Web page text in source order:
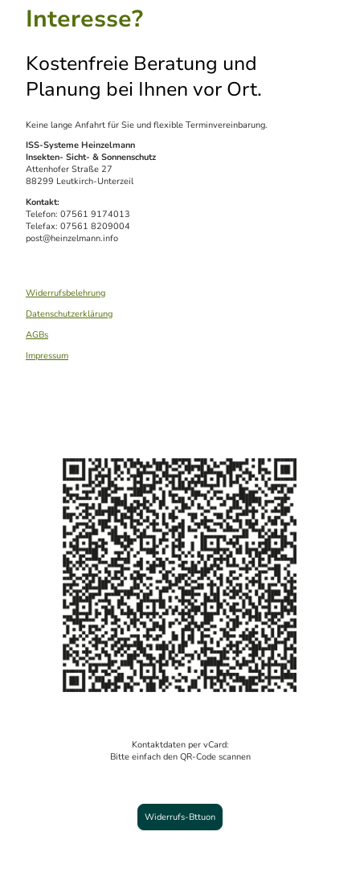
Interesse?
Kostenfreie Beratung und
Planung bei Ihnen vor Ort.
Keine lange Anfahrt für Sie und flexible Terminvereinbarung.
ISS-Systeme Heinzelmann
Insekten- Sicht- & Sonnenschutz
Attenhofer Straße 27
88299 Leutkirch-Unterzeil
Kontakt:
Telefon: 07561 9174013
Telefax: 07561 8209004
post@heinzelmann.info
Widerrufsbelehrung
Datenschutzerklärung
AGBs
Impressum
Kontaktdaten per vCard:
Bitte einfach den QR-Code scannen
Widerrufs-Bttuon